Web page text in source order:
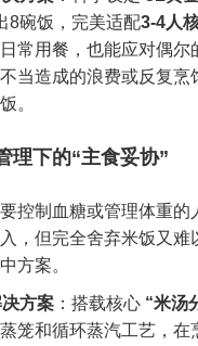
8碗饭，完美适配3-4人
常用餐，也能应对偶尔
当造成的浪费或反复烹
。
理下的“主食妥协”
控制血糖或管理体重的
，但完全舍弃米饭又难
方案。
方案 ：搭载核心 “米汤
笼和循环蒸汽工艺，在